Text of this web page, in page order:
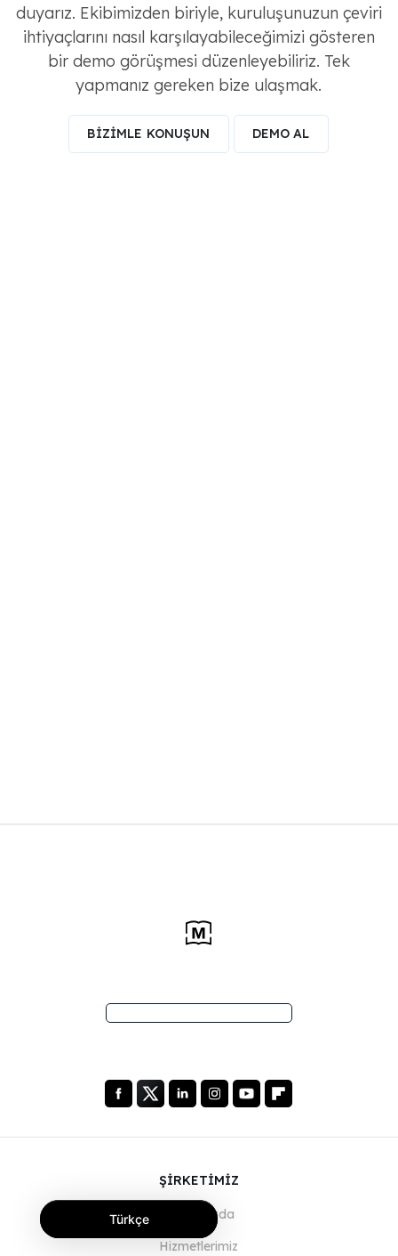
duyarız. Ekibimizden biriyle, kuruluşunuzun çeviri
ihtiyaçlarını nasıl karşılayabileceğimizi gösteren
bir demo görüşmesi düzenleyebiliriz. Tek
yapmanız gereken bize ulaşmak.
BİZİMLE KONUŞUN DEMO AL
ŞİRKETİMİZ
Hakkımızda
Hizmetlerimiz
Türkçe